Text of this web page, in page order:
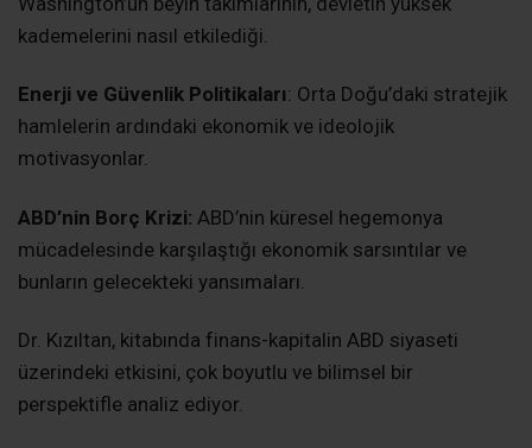
kademelerini nasıl etkilediği.
Enerji ve Güvenlik Politikaları: Orta Doğu’daki stratejik
hamlelerin ardındaki ekonomik ve ideolojik
motivasyonlar.
ABD’nin Borç Krizi: ABD’nin küresel hegemonya
mücadelesinde karşılaştığı ekonomik sarsıntılar ve
bunların gelecekteki yansımaları.
Dr. Kızıltan, kitabında finans-kapitalin ABD siyaseti
üzerindeki etkisini, çok boyutlu ve bilimsel bir
perspektifle analiz ediyor.